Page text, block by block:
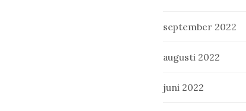
september 2022
augusti 2022
juni 2022